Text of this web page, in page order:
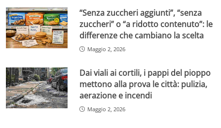
“Senza zuccheri aggiunti”, “senza
zuccheri” o “a ridotto contenuto”: le
differenze che cambiano la scelta
Maggio 2, 2026
Dai viali ai cortili, i pappi del pioppo
mettono alla prova le città: pulizia,
aerazione e incendi
Maggio 2, 2026